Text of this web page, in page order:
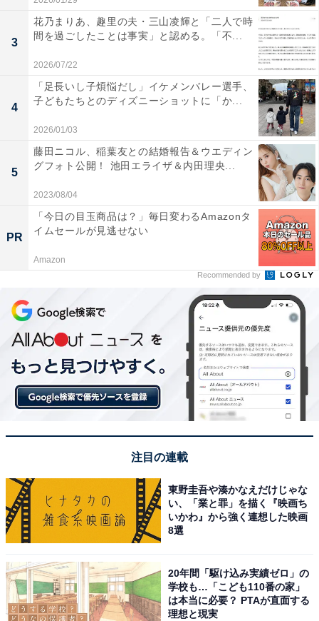
3
花乃まりあ、趣里の夫・三山凌輝と「二人で時
間を過ごしたことは事実」と認める。「不...
2026/07/22
4
「足長いし子煩悩だし」イケメンバレー選手、
子どもたちとのディズニーショットに「か...
2026/01/03
5
藤田ニコル、稲葉友との結婚報告＆ウエディン
グフォト公開！ 池田エライザ＆内田理央...
2023/08/04
PR
「今日の目玉商品は？」毎日変わるAmazonタ
イムセールが見逃せない
Amazon
Recommended by
注目の連載
東野圭吾や湊かなえだけじゃな
い、「業と罪」を描く『映画ち
いかわ』から強く連想した映画
8選
20年間「駆け込み実績ゼロ」の
学校も…「こども110番の家」
は本当に必要？ PTAが直面する
理想と現実